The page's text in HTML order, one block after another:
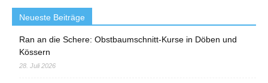
Neueste Beiträge
Ran an die Schere: Obstbaumschnitt-Kurse in Döben und
Kössern
28. Juli 2026